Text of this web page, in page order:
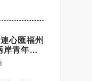
心匯福州
青年參